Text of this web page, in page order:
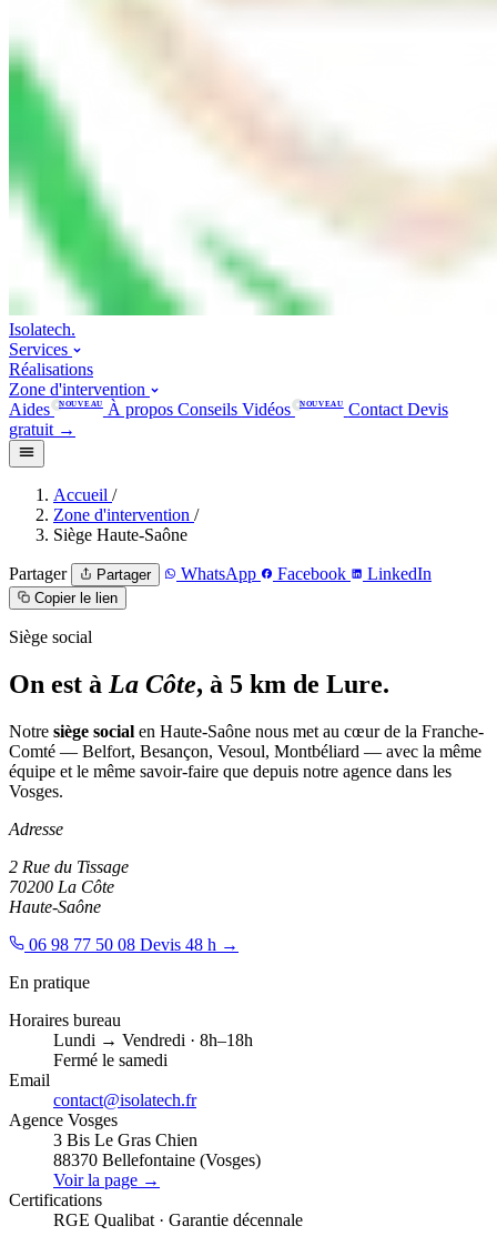
Isolatech.
Services
Réalisations
Zone d'intervention
Aides NOUVEAU À propos Conseils Vidéos NOUVEAU Contact Devis
gratuit →
Accueil /
Zone d'intervention /
Siège Haute-Saône
Partager Partager WhatsApp Facebook LinkedIn
Copier le lien
Siège social
On est à La Côte, à 5 km de Lure.
Notre siège social en Haute-Saône nous met au cœur de la Franche-
Comté — Belfort, Besançon, Vesoul, Montbéliard — avec la même
équipe et le même savoir-faire que depuis notre agence dans les
Vosges.
Adresse
2 Rue du Tissage
70200 La Côte
Haute-Saône
06 98 77 50 08 Devis 48 h →
En pratique
Horaires bureau
Lundi → Vendredi · 8h–18h
Fermé le samedi
Email
contact@isolatech.fr
Agence Vosges
3 Bis Le Gras Chien
88370 Bellefontaine (Vosges)
Voir la page →
Certifications
RGE Qualibat · Garantie décennale